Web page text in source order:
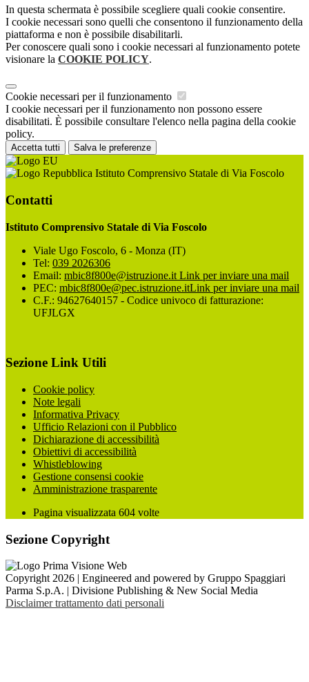
In questa schermata è possibile scegliere quali cookie consentire.
I cookie necessari sono quelli che consentono il funzionamento della
piattaforma e non è possibile disabilitarli.
Per conoscere quali sono i cookie necessari al funzionamento potete
visionare la COOKIE POLICY.
Cookie necessari per il funzionamento
I cookie necessari per il funzionamento non possono essere
disabilitati. È possibile consultare l'elenco nella pagina della cookie
policy.
Accetta tutti Salva le preferenze
Istituto Comprensivo Statale di Via Foscolo
Contatti
Istituto Comprensivo Statale di Via Foscolo
Viale Ugo Foscolo, 6 - Monza (IT)
Tel: 039 2026306
Email: mbic8f800e@istruzione.it Link per inviare una mail
PEC: mbic8f800e@pec.istruzione.itLink per inviare una mail
C.F.: 94627640157 - Codice univoco di fatturazione:
UFJLGX
Sezione Link Utili
Cookie policy
Note legali
Informativa Privacy
Ufficio Relazioni con il Pubblico
Dichiarazione di accessibilità
Obiettivi di accessibilità
Whistleblowing
Gestione consensi cookie
Amministrazione trasparente
Pagina visualizzata 604 volte
Sezione Copyright
Copyright 2026 | Engineered and powered by Gruppo Spaggiari
Parma S.p.A. | Divisione Publishing & New Social Media
Disclaimer trattamento dati personali